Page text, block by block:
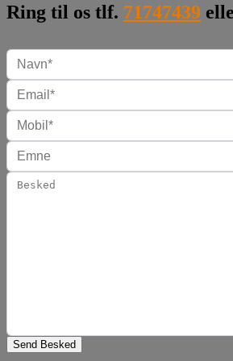
Ring til os tlf. 71747439
Send Besked